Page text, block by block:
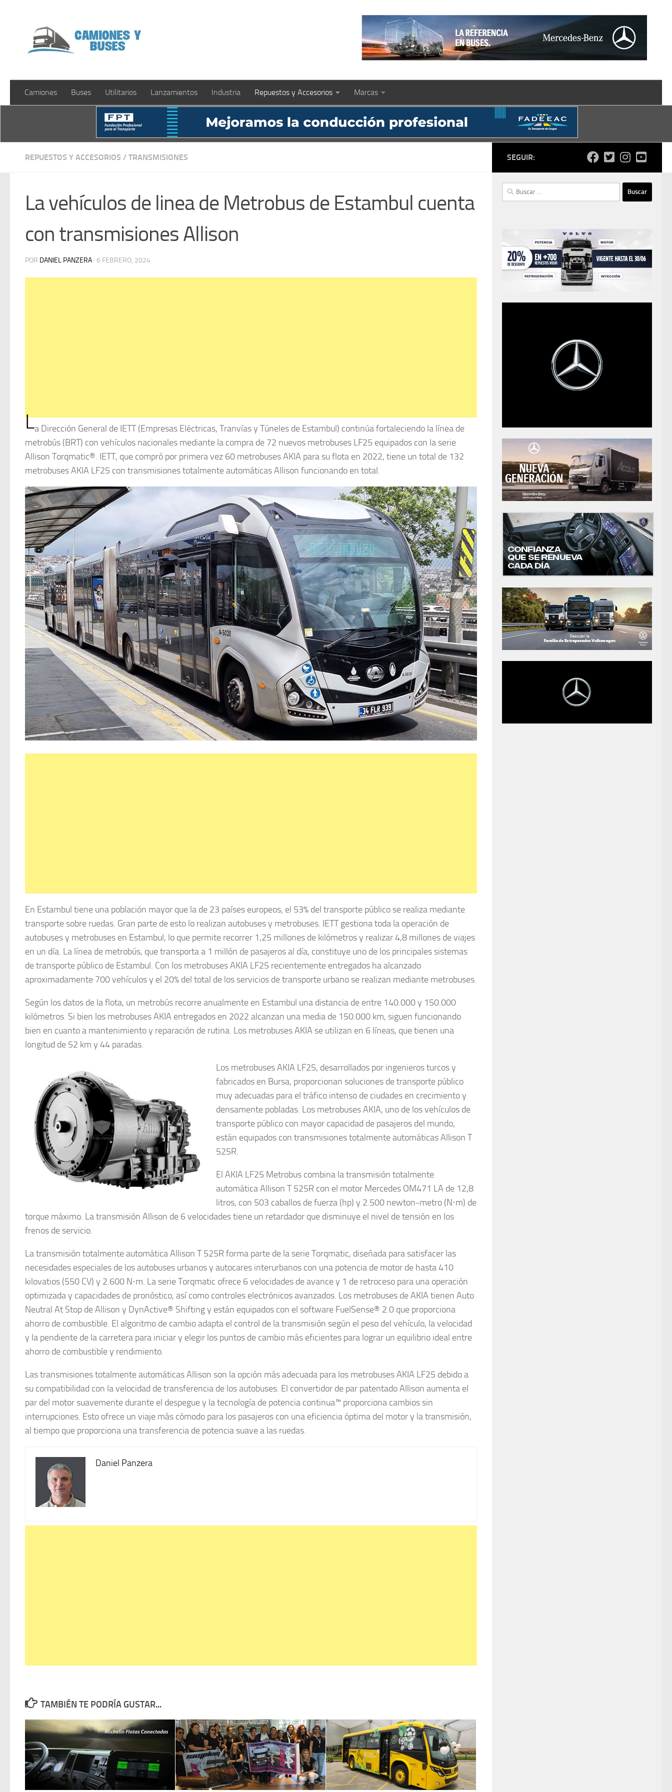
Camiones Buses Utilitarios Lanzamientos Industria Repuestos y Accesorios Marcas
REPUESTOS Y ACCESORIOS / TRANSMISIONES
La vehículos de linea de Metrobus de Estambul cuenta
con transmisiones Allison
POR DANIEL PANZERA · 6 FEBRERO, 2024
La Dirección General de IETT (Empresas Eléctricas, Tranvías y Túneles de Estambul) continúa fortaleciendo la línea de
metrobús (BRT) con vehículos nacionales mediante la compra de 72 nuevos metrobuses LF25 equipados con la serie
Allison Torqmatic®. IETT, que compró por primera vez 60 metrobuses AKIA para su flota en 2022, tiene un total de 132
metrobuses AKIA LF25 con transmisiones totalmente automáticas Allison funcionando en total.
En Estambul tiene una población mayor que la de 23 países europeos, el 53% del transporte público se realiza mediante
transporte sobre ruedas. Gran parte de esto lo realizan autobuses y metrobuses. IETT gestiona toda la operación de
autobuses y metrobuses en Estambul, lo que permite recorrer 1,25 millones de kilómetros y realizar 4,8 millones de viajes
en un día. La línea de metrobús, que transporta a 1 millón de pasajeros al día, constituye uno de los principales sistemas
de transporte público de Estambul. Con los metrobuses AKIA LF25 recientemente entregados ha alcanzado
aproximadamente 700 vehículos y el 20% del total de los servicios de transporte urbano se realizan mediante metrobuses.
Según los datos de la flota, un metrobús recorre anualmente en Estambul una distancia de entre 140.000 y 150.000
kilómetros. Si bien los metrobuses AKIA entregados en 2022 alcanzan una media de 150.000 km, siguen funcionando
bien en cuanto a mantenimiento y reparación de rutina. Los metrobuses AKIA se utilizan en 6 líneas, que tienen una
longitud de 52 km y 44 paradas.
Los metrobuses AKIA LF25, desarrollados por ingenieros turcos y
fabricados en Bursa, proporcionan soluciones de transporte público
muy adecuadas para el tráfico intenso de ciudades en crecimiento y
densamente pobladas. Los metrobuses AKIA, uno de los vehículos de
transporte público con mayor capacidad de pasajeros del mundo,
están equipados con transmisiones totalmente automáticas Allison T
525R.
El AKIA LF25 Metrobus combina la transmisión totalmente
automática Allison T 525R con el motor Mercedes OM471 LA de 12,8
litros, con 503 caballos de fuerza (hp) y 2.500 newton-metro (N⋅m) de
torque máximo. La transmisión Allison de 6 velocidades tiene un retardador que disminuye el nivel de tensión en los
frenos de servicio.
La transmisión totalmente automática Allison T 525R forma parte de la serie Torqmatic, diseñada para satisfacer las
necesidades especiales de los autobuses urbanos y autocares interurbanos con una potencia de motor de hasta 410
kilovatios (550 CV) y 2.600 N⋅m. La serie Torqmatic ofrece 6 velocidades de avance y 1 de retroceso para una operación
optimizada y capacidades de pronóstico, así como controles electrónicos avanzados. Los metrobuses de AKIA tienen Auto
Neutral At Stop de Allison y DynActive® Shifting y están equipados con el software FuelSense® 2.0 que proporciona
ahorro de combustible. El algoritmo de cambio adapta el control de la transmisión según el peso del vehículo, la velocidad
y la pendiente de la carretera para iniciar y elegir los puntos de cambio más eficientes para lograr un equilibrio ideal entre
ahorro de combustible y rendimiento.
Las transmisiones totalmente automáticas Allison son la opción más adecuada para los metrobuses AKIA LF25 debido a
su compatibilidad con la velocidad de transferencia de los autobuses. El convertidor de par patentado Allison aumenta el
par del motor suavemente durante el despegue y la tecnología de potencia continua™ proporciona cambios sin
interrupciones. Esto ofrece un viaje más cómodo para los pasajeros con una eficiencia óptima del motor y la transmisión,
al tiempo que proporciona una transferencia de potencia suave a las ruedas.
Daniel Panzera
TAMBIÉN TE PODRÍA GUSTAR...
SEGUIR:
Buscar: